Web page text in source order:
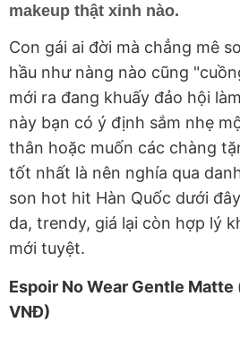
makeup thật xinh nào.
Con gái ai đời mà chẳng mê
hầu như nàng nào cũng
mới ra đang khuấy đảo hội
này bạn có ý định sắm nhẹ
thân hoặc muốn các chàng
tốt nhất là nên nghía qua
son hot hit Hàn Quốc dưới
da, trendy, giá lại còn hợp lý
mới tuyệt.
Espoir No Wear Gentle
VNĐ)